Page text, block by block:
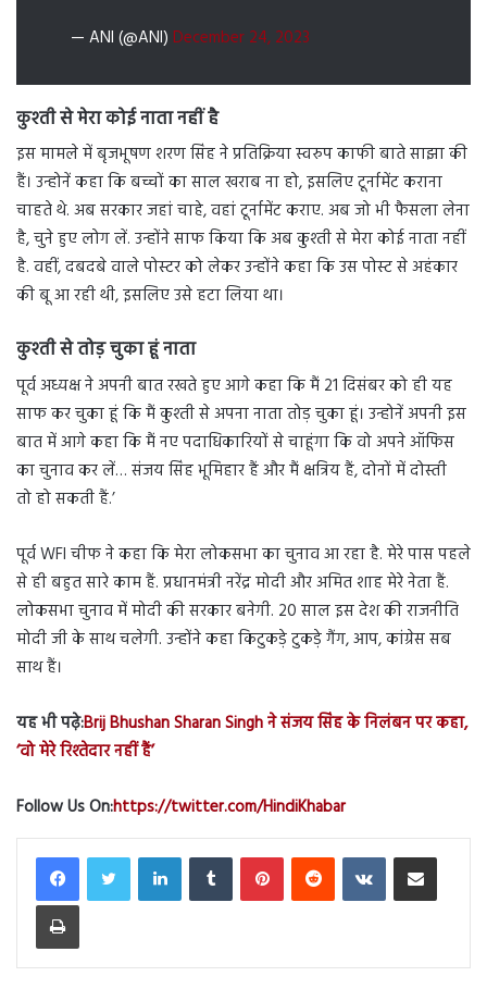
— ANI (@ANI) December 24, 2023
कुश्ती से मेरा कोई नाता नहीं है
इस मामले में बृजभूषण शरण सिंह ने प्रतिक्रिया स्वरुप काफी बाते साझा की
हैं। उन्होनें कहा कि बच्चों का साल खराब ना हो, इसलिए टूर्नामेंट कराना
चाहते थे. अब सरकार जहां चाहे, वहां टूर्नामेंट कराए. अब जो भी फैसला लेना
है, चुने हुए लोग लें. उन्होंने साफ किया कि अब कुश्ती से मेरा कोई नाता नहीं
है. वहीं, दबदबे वाले पोस्टर को लेकर उन्होंने कहा कि उस पोस्ट से अहंकार
की बू आ रही थी, इसलिए उसे हटा लिया था।
कुश्ती से तोड़ चुका हूं नाता
पूर्व अध्यक्ष ने अपनी बात रखते हुए आगे कहा कि मैं 21 दिसंबर को ही यह
साफ कर चुका हूं कि मैं कुश्ती से अपना नाता तोड़ चुका हूं। उन्होनें अपनी इस
बात में आगे कहा कि मैं नए पदाधिकारियों से चाहूंगा कि वो अपने ऑफिस
का चुनाव कर लें… संजय सिंह भूमिहार हैं और मैं क्षत्रिय हैं, दोनों में दोस्ती
तो हो सकती हैं.’
पूर्व WFI चीफ ने कहा कि मेरा लोकसभा का चुनाव आ रहा है. मेरे पास पहले
से ही बहुत सारे काम हैं. प्रधानमंत्री नरेंद्र मोदी और अमित शाह मेरे नेता हैं.
लोकसभा चुनाव में मोदी की सरकार बनेगी. 20 साल इस देश की राजनीति
मोदी जी के साथ चलेगी. उन्होंने कहा किटुकड़े टुकड़े गैंग, आप, कांग्रेस सब
साथ हैं।
यह भी पढ़े:Brij Bhushan Sharan Singh ने संजय सिंह के निलंबन पर कहा,
‘वो मेरे रिश्तेदार नहीं हैं’
Follow Us On:https://twitter.com/HindiKhabar
LinkedInTumblr PinterestReddit VKontakteShare via Email
Print